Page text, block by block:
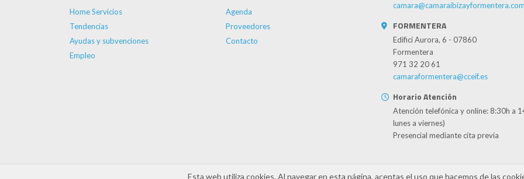
Home Servicios
Agenda
Tendencias
Proveedores
Ayudas y subvenciones
Contacto
Empleo
FORMENTERA
Edifici Aurora, 6 - 07860
Formentera
971 32 20 61
camaraformentera@cceif.es
Horario Atención
Atención telefónica y online: 8:30h a
lunes a viernes)
Presencial mediante cita previa
Política de privacidad
Esta web utiliza cookies. Al navegar en esta página, aceptas el uso que hacemos de las